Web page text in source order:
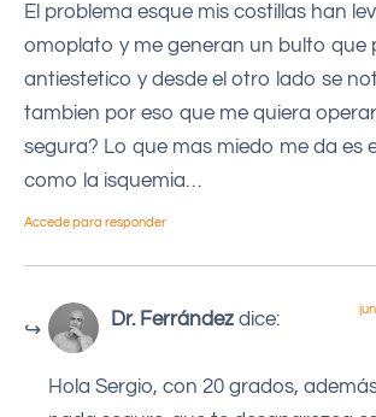
El problema esque mis costillas han
omoplato y me generan un bulto que
antiestetico y desde el otro lado se
tambien por eso que me quiera
segura? Lo que mas miedo me da es
como la isquemia…
Accede para responder
Dr. Ferrández dice:
Hola Sergio, con 20 grados,